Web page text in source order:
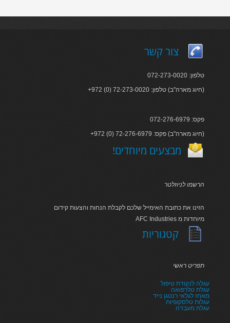
צור קשר
טלפון: 072-273-0020
+972 (0) 72-273-0020 :חיוג מארה"ב) טלפון)
פקס: 072-276-6979
+972 (0) 72-276-6979 :חיוג מארה"ב) פקס)
!מבצעים מיוחדים
הרשמו לניוזלטר
הזינו את כתובת האימייל שלכם לקבלת הנחות והצעות קידום
AFC Industries מיוחדות מ
קטגוריות
תפריט ראשי
עגלה לנקודת טיפול
עגלת טלרפואה
מאחז לגלאי רנטגן נייד
עגלות טלסקופיות
עגלת מעבדה